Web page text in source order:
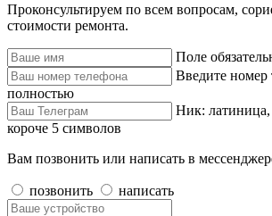
Проконсультируем по всем вопросам,
стоимости ремонта.
Поле
Введите номер
полностью
Ник:
короче 5 символов
Вам позвонить или написать в
позвонить написать